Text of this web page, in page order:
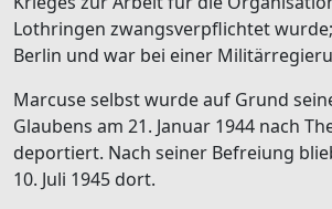
Lothringen zwangsverpflichtet
Berlin und war bei einer
Marcuse selbst wurde auf Grund
Glaubens am 21. Januar 1944 nach
deportiert. Nach seiner Befreiung
10. Juli 1945 dort.